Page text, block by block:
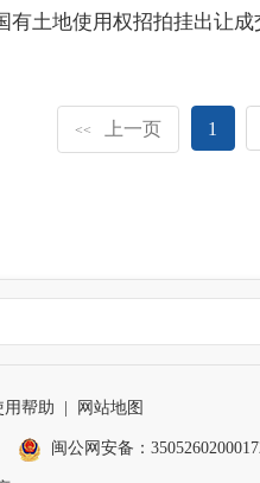
土地使用权招拍挂出让成
<< 上一页 1
用帮助 网站地图
闽公网安备：